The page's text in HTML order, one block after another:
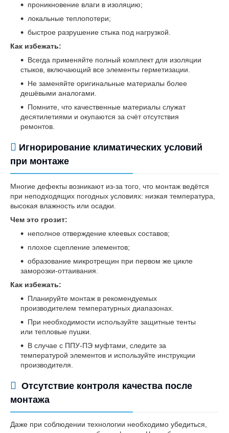
проникновение влаги в изоляцию;
локальные теплопотери;
быстрое разрушение стыка под нагрузкой.
Как избежать:
Всегда применяйте полный комплект для изоляции
стыков, включающий все элементы герметизации.
Не заменяйте оригинальные материалы более
дешёвыми аналогами.
Помните, что качественные материалы служат
десятилетиями и окупаются за счёт отсутствия
ремонтов.
Игнорирование климатических условий
при монтаже
Многие дефекты возникают из-за того, что монтаж ведётся
при неподходящих погодных условиях: низкая температура,
высокая влажность или осадки.
Чем это грозит:
неполное отверждение клеевых составов;
плохое сцепление элементов;
образование микротрещин при первом же цикле
заморозки-оттаивания.
Как избежать:
Планируйте монтаж в рекомендуемых
производителем температурных диапазонах.
При необходимости используйте защитные тенты
или тепловые пушки.
В случае с ППУ-ПЭ муфтами, следите за
температурой элементов и используйте инструкции
производителя.
Отсутствие контроля качества после
монтажа
Даже при соблюдении технологии необходимо убедиться,